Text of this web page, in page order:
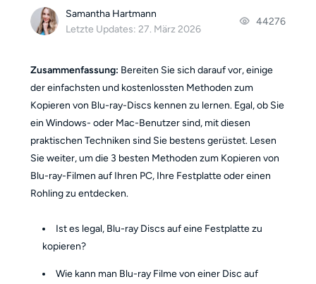
Samantha Hartmann
Letzte Updates: 27. März 2026
44276
Zusammenfassung: Bereiten Sie sich darauf vor, einige
der einfachsten und kostenlossten Methoden zum
Kopieren von Blu-ray-Discs kennen zu lernen. Egal, ob Sie
ein Windows- oder Mac-Benutzer sind, mit diesen
praktischen Techniken sind Sie bestens gerüstet. Lesen
Sie weiter, um die 3 besten Methoden zum Kopieren von
Blu-ray-Filmen auf Ihren PC, Ihre Festplatte oder einen
Rohling zu entdecken.
Ist es legal, Blu-ray Discs auf eine Festplatte zu
kopieren?
Wie kann man Blu-ray Filme von einer Disc auf